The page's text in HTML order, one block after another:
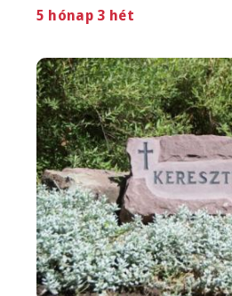
5 hónap 3 hét
Image